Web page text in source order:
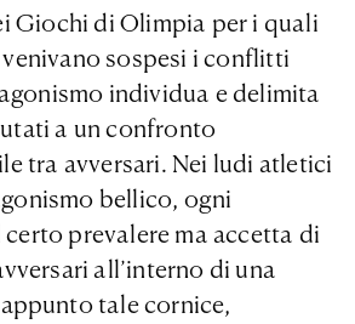
Giochi di Olimpia per i quali
sospesi i conflitti
individua e delimita
a un confronto
tra avversari. Nei ludi atletici
bellico, ogni
prevalere ma accetta di
all’interno di una
tale cornice,